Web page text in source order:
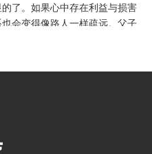
了。如果心中存在利益与损害
会变得像路人一样疏远。父子
，一过而已，并没有相互伤
引发争夺的源头。秉持谦让便